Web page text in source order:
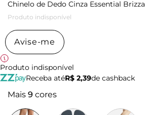
Chinelo de Dedo Cinza Essential Brizza
Produto indisponível
Avise-me
Produto indisponível
Receba atéR$ 2,39de cashback
Mais 9 cores